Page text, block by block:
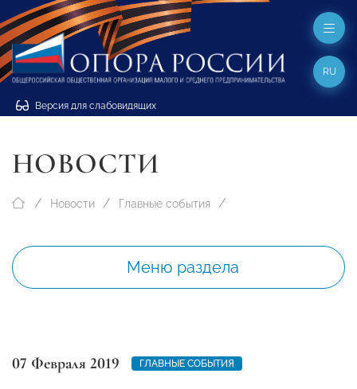
Версия для слабовидящих
RU
НОВОСТИ
Новости Главные события
Меню раздела
07 Февраля 2019 ГЛАВНЫЕ СОБЫТИЯ